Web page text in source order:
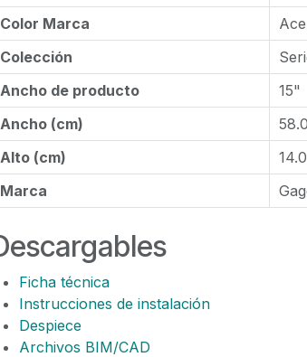
Color Marca
Colección
Ancho de producto
15"
Ancho (cm)
58.0
Alto (cm)
14.0
Marca
Ficha técnica
Instrucciones de instalación
Despiece
Archivos BIM/CAD